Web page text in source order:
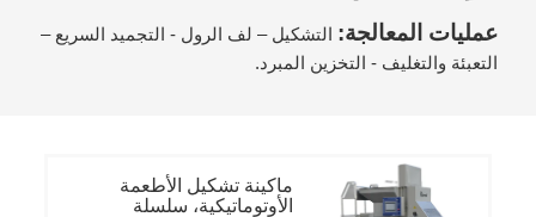
عمليات المعالجة: التشكيل – لف الرول - التجميد السريع –
التعبئة والتغليف - التخزين المبرد.
ماكينة تشكيل الأطعمة
الأوتوماتيكية، سلسلة